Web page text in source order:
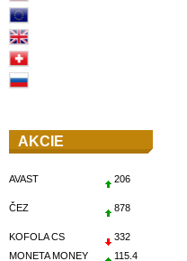
AKCIE
AVAST 206
ČEZ 878
KOFOLA CS 332
MONETA MONEY
115.4